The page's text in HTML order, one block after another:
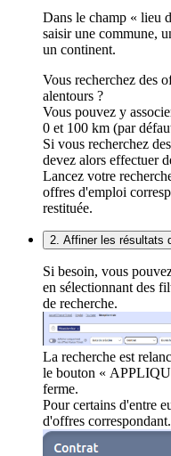
Dans le champ « lieu
saisir une commune,
un continent.
Vous recherchez des
alentours ?
Vous pouvez y
0 et 100 km (par
Si vous recherchez
devez alors effectuer
Lancez votre
offres d'emploi
restituée.
2. Affiner les résultats
Si besoin, vous
en sélectionnant des
de recherche.
La recherche est
le bouton «
ferme.
Pour certains d'entre
d'offres correspondant.